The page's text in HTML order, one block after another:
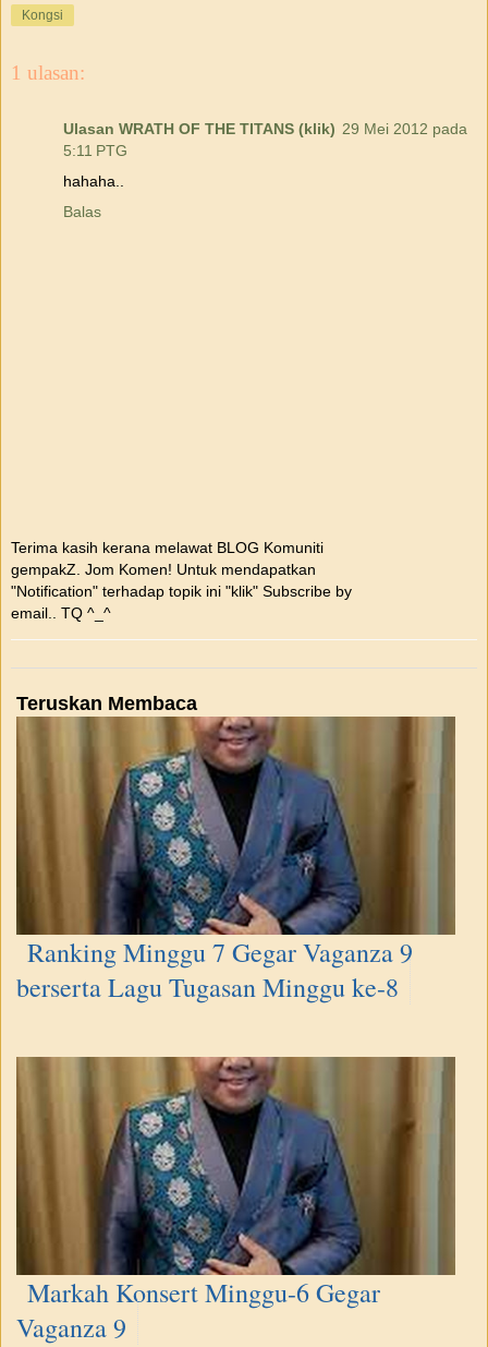
Kongsi
1 ulasan:
Ulasan WRATH OF THE TITANS (klik) 29 Mei 2012 pada
5:11 PTG
hahaha..
Balas
Terima kasih kerana melawat BLOG Komuniti
gempakZ. Jom Komen! Untuk mendapatkan
"Notification" terhadap topik ini "klik" Subscribe by
email.. TQ ^_^
Teruskan Membaca
Ranking Minggu 7 Gegar Vaganza 9
berserta Lagu Tugasan Minggu ke-8
Markah Konsert Minggu-6 Gegar
Vaganza 9